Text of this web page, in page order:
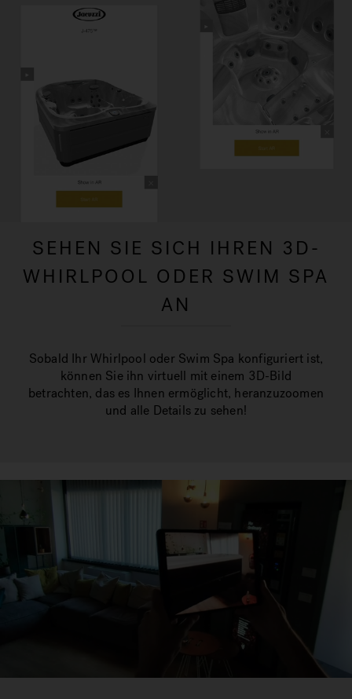
SEHEN SIE SICH IHREN 3D-
WHIRLPOOL ODER SWIM SPA
AN
Sobald Ihr Whirlpool oder Swim Spa konfiguriert ist,
können Sie ihn virtuell mit einem 3D-Bild
betrachten, das es Ihnen ermöglicht, heranzuzoomen
und alle Details zu sehen!